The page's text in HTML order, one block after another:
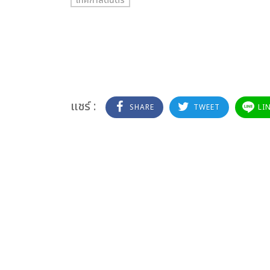
แชร์ : SHARE TWEET